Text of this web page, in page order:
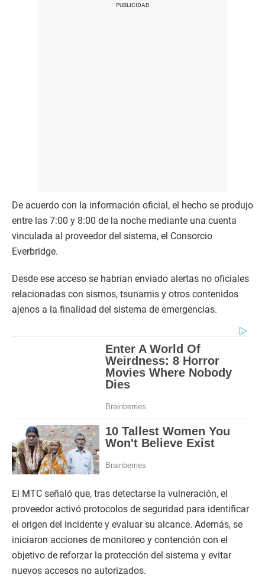
De acuerdo con la información oficial, el hecho se produjo
entre las 7:00 y 8:00 de la noche mediante una cuenta
vinculada al proveedor del sistema, el Consorcio
Everbridge.
Desde ese acceso se habrían enviado alertas no oficiales
relacionadas con sismos, tsunamis y otros contenidos
ajenos a la finalidad del sistema de emergencias.
El MTC señaló que, tras detectarse la vulneración, el
proveedor activó protocolos de seguridad para identificar
el origen del incidente y evaluar su alcance. Además, se
iniciaron acciones de monitoreo y contención con el
objetivo de reforzar la protección del sistema y evitar
nuevos accesos no autorizados.